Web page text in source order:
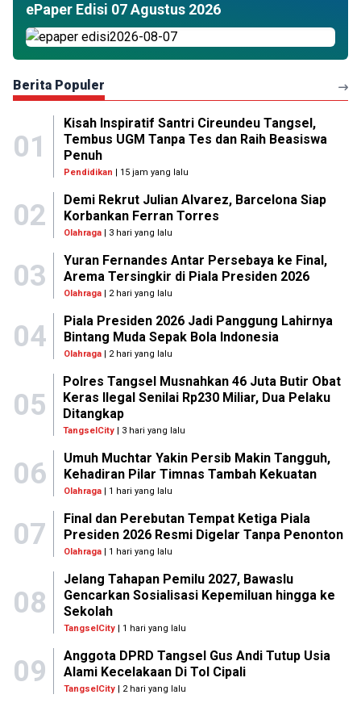
ePaper Edisi 07 Agustus 2026
Berita Populer
01
Kisah Inspiratif Santri Cireundeu Tangsel,
Tembus UGM Tanpa Tes dan Raih Beasiswa
Penuh
Pendidikan | 15 jam yang lalu
02
Demi Rekrut Julian Alvarez, Barcelona Siap
Korbankan Ferran Torres
Olahraga| 3 hari yang lalu
03
Yuran Fernandes Antar Persebaya ke Final,
Arema Tersingkir di Piala Presiden 2026
Olahraga| 2 hari yang lalu
04
Piala Presiden 2026 Jadi Panggung Lahirnya
Bintang Muda Sepak Bola Indonesia
Olahraga| 2 hari yang lalu
05
Polres Tangsel Musnahkan 46 Juta Butir Obat
Keras Ilegal Senilai Rp230 Miliar, Dua Pelaku
Ditangkap
TangselCity | 3 hari yang lalu
06
Umuh Muchtar Yakin Persib Makin Tangguh,
Kehadiran Pilar Timnas Tambah Kekuatan
Olahraga| 1 hari yang lalu
07
Final dan Perebutan Tempat Ketiga Piala
Presiden 2026 Resmi Digelar Tanpa Penonton
Olahraga| 1 hari yang lalu
08
Jelang Tahapan Pemilu 2027, Bawaslu
Gencarkan Sosialisasi Kepemiluan hingga ke
Sekolah
TangselCity| 1 hari yang lalu
09
Anggota DPRD Tangsel Gus Andi Tutup Usia
Alami Kecelakaan Di Tol Cipali
TangselCity| 2 hari yang lalu